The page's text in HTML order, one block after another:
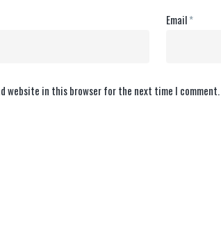
Email*
website in this browser for the next time I comment.